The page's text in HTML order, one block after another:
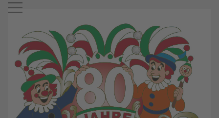
Mobile Menu Toggle